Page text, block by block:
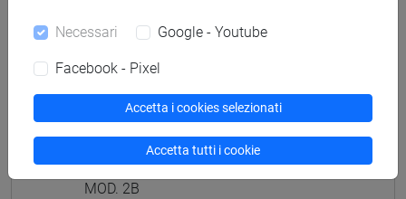
ESERCITAZIONI DI LINGUA GIAPPONESE 2
ESERCITAZIONI DI LINGUA
GIAPPONESE 2 MOD. 2A Cognomi A-L
ESERCITAZIONI DI LINGUA
GIAPPONESE 2 MOD. 2A Cognomi M-Z
ESERCITAZIONI DI LINGUA GIAPPONESE 2
MOD. 2B
Necessari Google - Youtube
Facebook - Pixel
Accetta i cookies selezionati
Accetta tutti i cookie